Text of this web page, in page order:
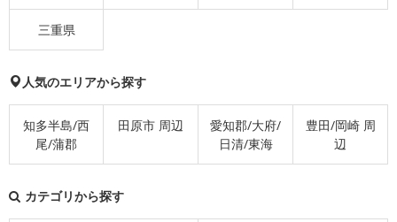
三重県
人気のエリアから探す
知多半島/西
尾/蒲郡
田原市 周辺
愛知郡/大府/
日清/東海
豊田/岡崎 周
辺
カテゴリから探す